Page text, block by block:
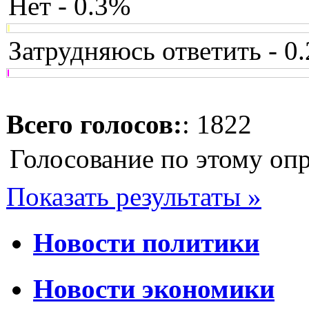
Затрудняюсь ответить -
Всего голосов:: 1822
Голосование по этому
Показать результаты »
Новости политики
Новости экономики